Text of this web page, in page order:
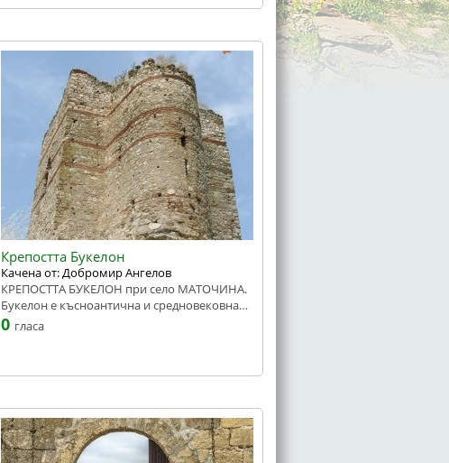
Крепостта Букелон
Качена от: Добромир Ангелов
КРЕПОСТТА БУКЕЛОН при село МАТОЧИНА.
Букелон е късноантична и средновековна…
0 гласа